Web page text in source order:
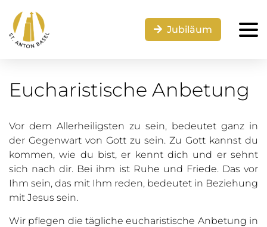
Jubiläum
Eucharistische Anbetung
Vor dem Allerheiligsten zu sein, bedeutet ganz in
der Gegenwart von Gott zu sein. Zu Gott kannst du
kommen, wie du bist, er kennt dich und er sehnt
sich nach dir. Bei ihm ist Ruhe und Friede. Das vor
Ihm sein, das mit Ihm reden, bedeutet in Beziehung
mit Jesus sein.
Wir pflegen die tägliche eucharistische Anbetung in